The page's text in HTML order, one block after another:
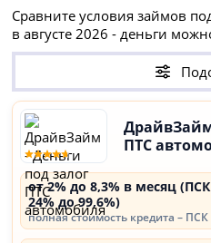
Сравните условия займов
в августе 2026 - деньги
дня, при этом автомобиль
займов под ПТС в МФО
1 000 000 ₽, срок от 7 дней
ПТС
от 2% до 8,3% в месяц
24% до 99,6%)
полная стоимость кредита – ПСК